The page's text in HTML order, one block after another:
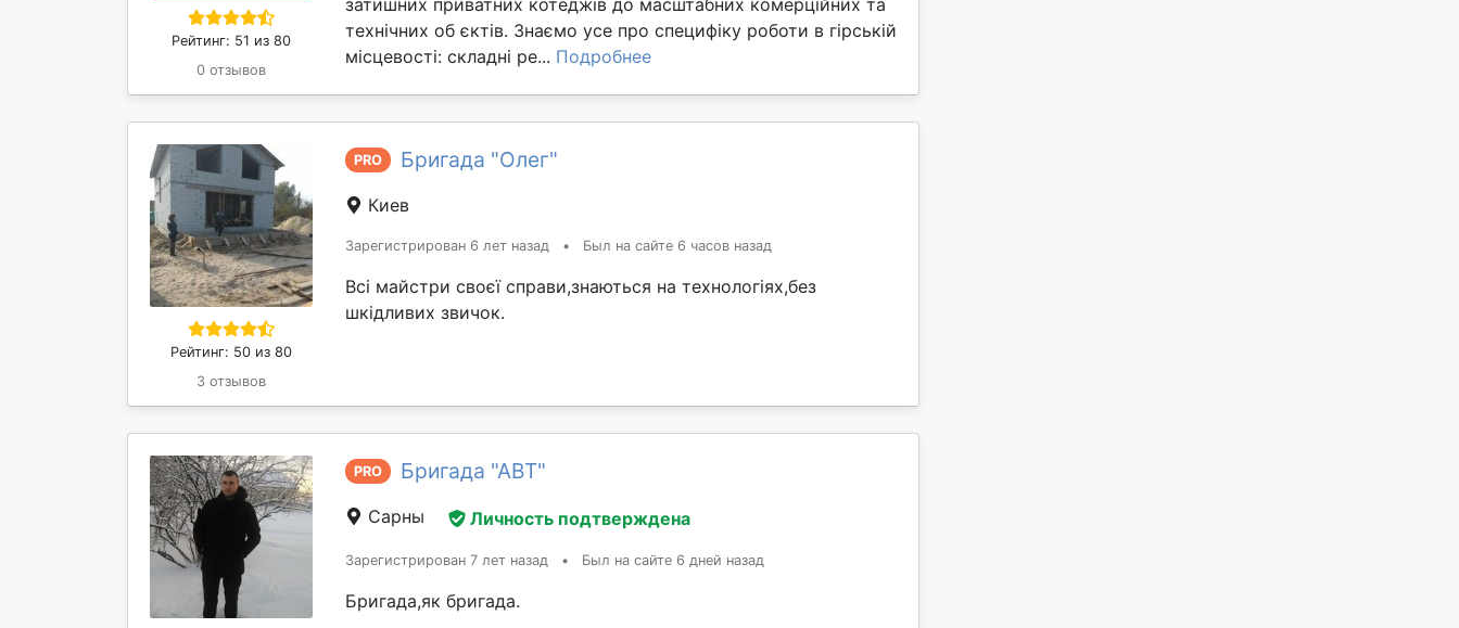
Рейтинг: 51 из 80
0 отзывов
затишних приватних котеджів до масштабних комерційних та
технічних об єктів. Знаємо усе про специфіку роботи в гірській
місцевості: складні ре... Подробнее
Рейтинг: 50 из 80
3 отзывов
PRO Бригада "Олег"
Киев
Зарегистрирован 6 лет назад • Был на сайте 6 часов назад
Всі майстри своєї справи,знаються на технологіях,без
шкідливих звичок.
PRO Бригада "АВT"
Сарны Личность подтверждена
Зарегистрирован 7 лет назад • Был на сайте 6 дней назад
Бригада,як бригада.